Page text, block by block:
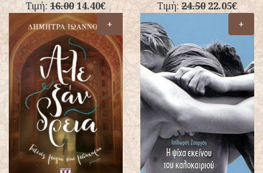
Τιμή:16.0014.40€ Τιμή:24.5022.05€
+
+